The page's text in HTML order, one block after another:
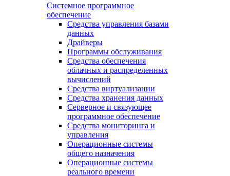
Системное программное
обеспечение
Средства управления базами
данных
Драйверы
Программы обслуживания
Средства обеспечения
облачных и распределенных
вычислений
Средства виртуализации
Средства хранения данных
Серверное и связующее
программное обеспечение
Средства мониторинга и
управления
Операционные системы
общего назначения
Операционные системы
реального времени